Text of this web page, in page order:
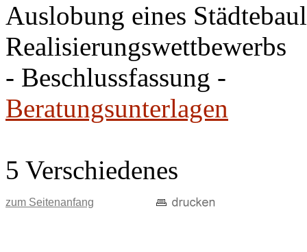
Auslobung eines
Realisierungswettbewerbs
- Beschlussfassung -
Beratungsunterlagen
5 Verschiedenes
zum Seitenanfang